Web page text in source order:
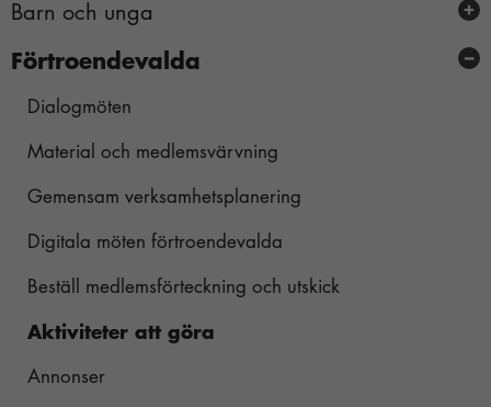
Ge visitkort till en frisör
Dela en personlig berättelse
Tipsa om vårt medlemskap
Barn och unga
Närstående till barn och unga
Förtroendevalda
Dialogmöten
Material och medlemsvärvning
Gemensam verksamhetsplanering
Digitala möten förtroendevalda
Beställ medlemsförteckning och utskick
Aktiviteter att göra
Annonser